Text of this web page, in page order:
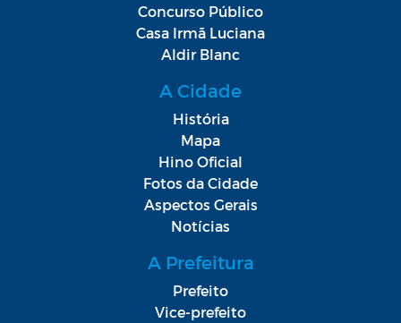
Concurso Público
Casa Irmã Luciana
Aldir Blanc
A Cidade
História
Mapa
Hino Oficial
Fotos da Cidade
Aspectos Gerais
Notícias
A Prefeitura
Prefeito
Vice-prefeito